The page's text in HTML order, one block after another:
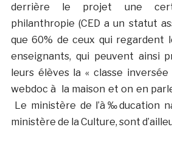
derrière le projet une
philanthropie (CED a un statut
que 60% de ceux qui regardent
enseignants, qui peuvent ainsi
leurs élèves la « classe
webdoc à la maison et on en
Le ministère de l’à‰ducation
ministère de la Culture, sont